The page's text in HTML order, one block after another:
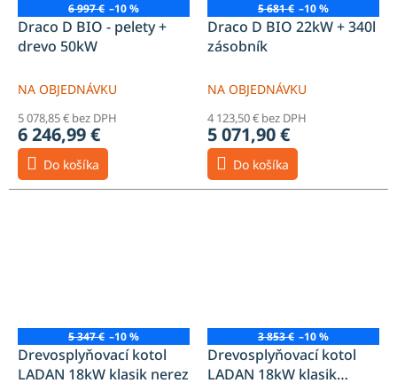
6 997 € –10 %
Draco D BIO - pelety +
drevo 50kW
NA OBJEDNÁVKU
5 078,85 € bez DPH
6 246,99 €
Do košíka
5 681 € –10 %
Draco D BIO 22kW + 340l
zásobník
NA OBJEDNÁVKU
4 123,50 € bez DPH
5 071,90 €
Do košíka
5 347 € –10 %
Drevosplyňovací kotol
LADAN 18kW klasik nerez
3 853 € –10 %
Drevosplyňovací kotol
LADAN 18kW klasik